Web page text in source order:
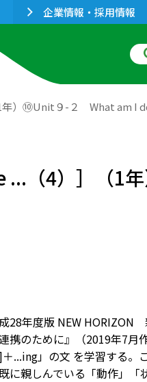
企業情報・採用情報
年）⑩Unit９-２ What am I
...（4）］（
28年度版 NEW HORIZON
携のために』（2019年7
...ing」の文 を学習する。
に親しんでいる「動作」「